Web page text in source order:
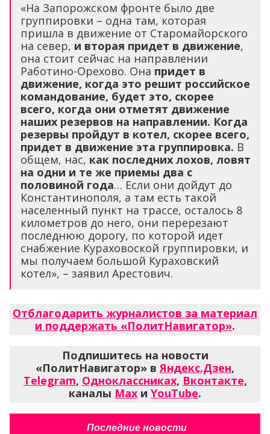
«На Запорожском фронте было две
группировки – одна там, которая
пришла в движение от Старомайорского
на север, и вторая придет в движение,
она стоит сейчас на направлении
Работино-Орехово. Она придет в
движение, когда это решит российское
командование, будет это, скорее
всего, когда они отметят движение
наших резервов на направлении. Когда
резервы пройдут в котел, скорее всего,
придет в движение эта группировка. В
общем, нас, как последних лохов, ловят
на одни и те же приемы два с
половиной года… Если они дойдут до
Константинополя, а там есть такой
населенный пункт на трассе, осталось 8
километров до него, они перерезают
последнюю дорогу, по которой идет
снабжение Кураховоской группировки, и
мы получаем большой Кураховский
котел», – заявил Арестович.
Отблагодарить журналистов за материал
и поддержать «ПолитНавигатор».
Подпишитесь на новости
«ПолитНавигатор» вЯндекс.Дзен,
Telegram, Одноклассниках, Вконтакте,
каналы Max и YouTube.
Последние новости